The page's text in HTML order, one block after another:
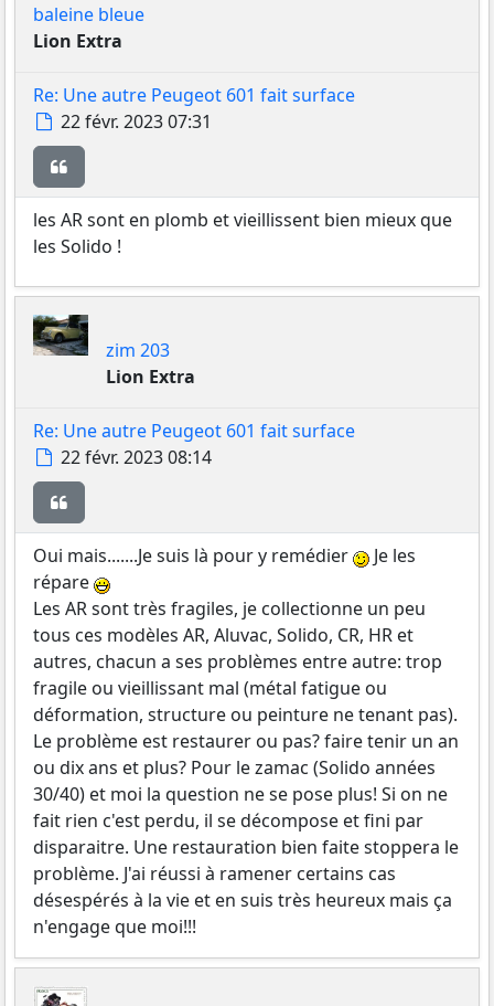
baleine bleue
Lion Extra
Re: Une autre Peugeot 601 fait surface
Message
22 févr. 2023 07:31
les AR sont en plomb et vieillissent bien mieux que
les Solido !
zim 203
Lion Extra
Re: Une autre Peugeot 601 fait surface
Message
22 févr. 2023 08:14
Oui mais.......Je suis là pour y remédier
Je les
répare
Les AR sont très fragiles, je collectionne un peu
tous ces modèles AR, Aluvac, Solido, CR, HR et
autres, chacun a ses problèmes entre autre: trop
fragile ou vieillissant mal (métal fatigue ou
déformation, structure ou peinture ne tenant pas).
Le problème est restaurer ou pas? faire tenir un an
ou dix ans et plus? Pour le zamac (Solido années
30/40) et moi la question ne se pose plus! Si on ne
fait rien c'est perdu, il se décompose et fini par
disparaitre. Une restauration bien faite stoppera le
problème. J'ai réussi à ramener certains cas
désespérés à la vie et en suis très heureux mais ça
n'engage que moi!!!